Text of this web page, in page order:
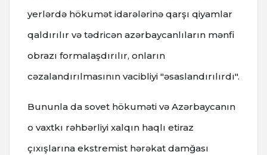
yerlərdə hökumət idarələrinə qarşı qiyamlar
qaldırılır və tədricən azərbaycanlıların mənfi
obrazı formalaşdırılır, onların
cəzalandırılmasının vacibliyi "əsaslandırılırdı".
Bununla da sovet hökuməti və Azərbaycanın
o vaxtkı rəhbərliyi xalqın haqlı etiraz
çıxışlarına ekstremist hərəkat damğası